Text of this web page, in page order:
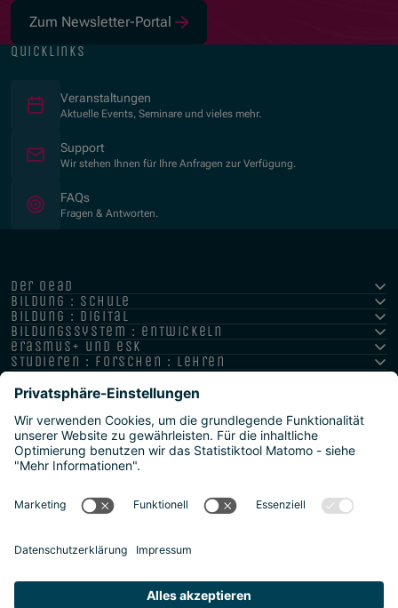
Zum Newsletter-Portal
(Öffnet in neuem Fenster)
quicklinks
Veranstaltungen
Aktuelle Events, Seminare und vieles mehr.
Support
Wir stehen Ihnen für Ihre Anfragen zur Verfügung.
FAQs
Fragen & Antworten.
der oead
bildung : schule
bildung : digital
bildungssystem : entwickeln
erasmus+ und esk
studieren : forschen : lehren
hochschule : strategie : international
Datenschutz